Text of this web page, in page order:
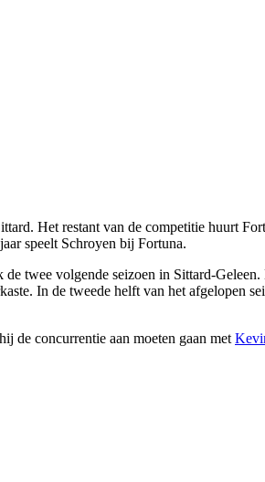
Het restant van de competitie huurt
speelt Schroyen bij Fortuna.
twee volgende seizoen in Sittard-
In de tweede helft van het afgelopen
de concurrentie aan moeten gaan met